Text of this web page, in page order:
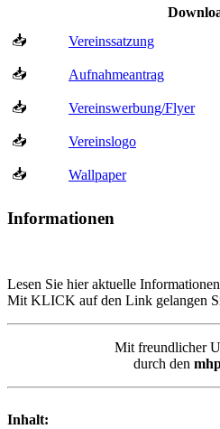
📥
Vereinssatzung
📥 Aufnahmeantrag
📥 Vereinswerbung/Flyer
📥 Vereinslogo
📥 Wallpaper
Informationen
Lesen Sie hier aktuelle
Mit KLICK auf den Link gelangen
Mit freundlicher
durch den
Inhalt: